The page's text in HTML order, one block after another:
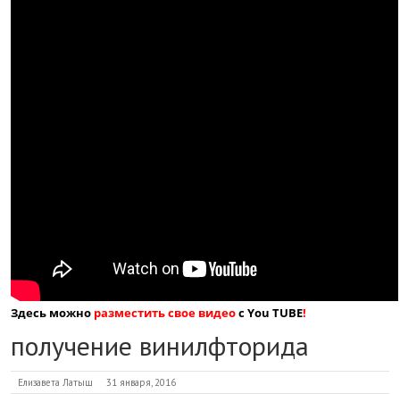
Здесь можно разместить свое видеос You TUBE!
получение винилфторида
Елизавета Латыш 31 января, 2016